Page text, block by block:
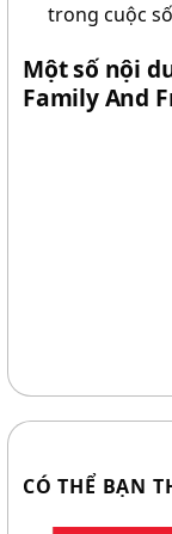
trong cuộc
Một số nội
Family And
CÓ THỂ BẠN